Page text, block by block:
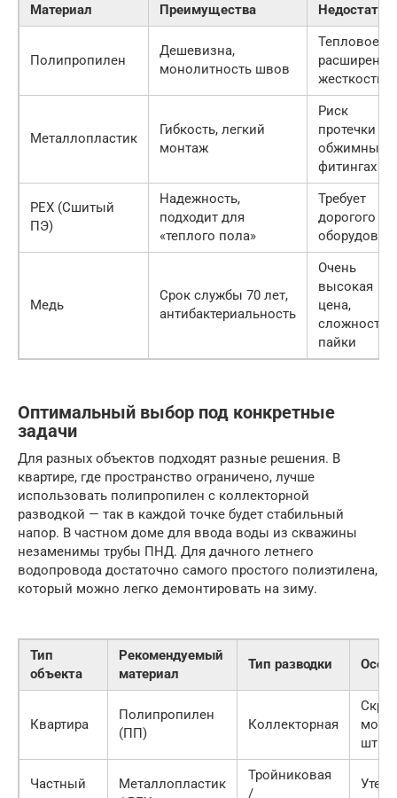
Материал Преимущества Недостатки
Полипропилен
Дешевизна,
монолитность швов
Тепловое
расширение,
жесткость
Металлопластик
Гибкость, легкий
монтаж
Риск
протечки в
обжимных
фитингах
PEX (Сшитый
ПЭ)
Надежность,
подходит для
«теплого пола»
Требует
дорогого
Медь
Срок службы 70 лет,
антибактериальность
Очень
высокая
цена,
сложность
пайки
Оптимальный выбор под конкретные
задачи
Для разных объектов подходят разные решения. В
квартире, где пространство ограничено, лучше
использовать полипропилен с коллекторной
разводкой — так в каждой точке будет стабильный
напор. В частном доме для ввода воды из скважины
незаменимы трубы ПНД. Для дачного летнего
водопровода достаточно самого простого полиэтилена,
который можно легко демонтировать на зиму.
Тип
объекта
Рекомендуемый
материал
Тип разводки
Квартира
Полипропилен
(ПП)
Коллекторная
Частный
Металлопластик
Тройниковая
/